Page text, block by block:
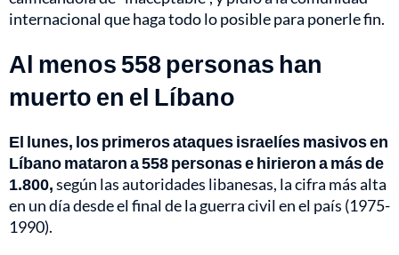
internacional que haga todo lo posible para ponerle fin.
Al menos 558 personas han
muerto en el Líbano
El lunes, los primeros ataques israelíes masivos en
Líbano mataron a 558 personas e hirieron a más de
1.800,según las autoridades libanesas, la cifra más alta
en un día desde el final de la guerra civil en el país (1975-
1990).